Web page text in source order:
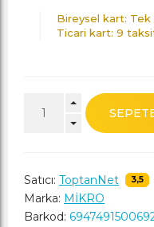
Bireysel kart: Tek
Ticari kart: 9
Satıcı: ToptanNet 3,5
Marka: MİKRO
Barkod: